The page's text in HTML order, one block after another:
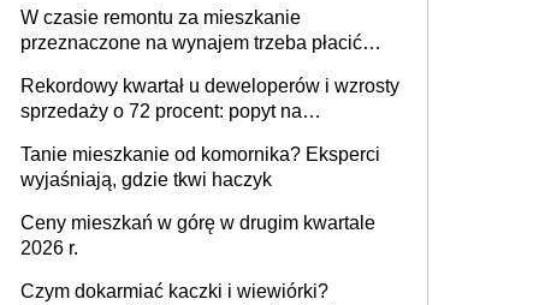
W czasie remontu za mieszkanie
przeznaczone na wynajem trzeba płacić
realizuje w nim potrzeb mieszkaniowych
Rekordowy kwartał u deweloperów i wzrosty
sprzedaży o 72 procent: popyt na
Tanie mieszkanie od komornika? Eksperci
wyjaśniają, gdzie tkwi haczyk
Ceny mieszkań w górę w drugim kwartale
2026 r.
Czym dokarmiać kaczki i wiewiórki?